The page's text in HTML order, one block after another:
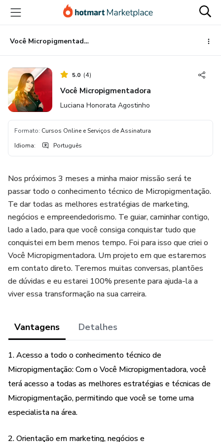
para
conteúdo
principal
para
pagamento
para
rodapé
Você Micropigmentadora
5.0 (4)
Você Micropigmentadora
Luciana Honorata Agostinho
Formato: Cursos Online e Serviços de Assinatura
Idioma: Português
Nos próximos 3 meses a minha maior missão será te
passar todo o conhecimento técnico de Micropigmentação.
Te dar todas as melhores estratégias de marketing,
negócios e empreendedorismo. Te guiar, caminhar contigo,
lado a lado, para que você consiga conquistar tudo que
conquistei em bem menos tempo. Foi para isso que criei o
Você Micropigmentadora. Um projeto em que estaremos
em contato direto. Teremos muitas conversas, plantões
de dúvidas e eu estarei 100% presente para ajuda-la a
viver essa transformação na sua carreira.
Vantagens Detalhes
1. Acesso a todo o conhecimento técnico de
Micropigmentação: Com o Você Micropigmentadora, você
terá acesso a todas as melhores estratégias e técnicas de
Micropigmentação, permitindo que você se torne uma
especialista na área.
2. Orientação em marketing, negócios e